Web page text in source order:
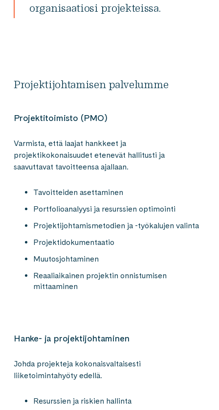
organisaatiosi projekteissa.
Projektijohtamisen palvelumme
Projektitoimisto (PMO)
Varmista, että laajat hankkeet ja
projektikokonaisuudet etenevät hallitusti ja
saavuttavat tavoitteensa ajallaan.
Tavoitteiden asettaminen
Portfolioanalyysi ja resurssien optimointi
Projektijohtamismetodien ja -työkalujen valinta
Projektidokumentaatio
Muutosjohtaminen
Reaaliaikainen projektin onnistumisen
mittaaminen
Hanke- ja projektijohtaminen
Johda projekteja kokonaisvaltaisesti
liiketoimintahyöty edellä.
Resurssien ja riskien hallinta